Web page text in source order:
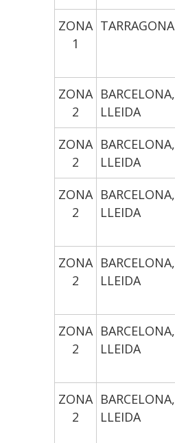
ZONA
1
TARRAGONA
ZONA
2
BARCELONA,
LLEIDA
ZONA
2
BARCELONA,
LLEIDA
ZONA
2
BARCELONA,
LLEIDA
ZONA
2
BARCELONA,
LLEIDA
ZONA
2
BARCELONA,
LLEIDA
ZONA
2
BARCELONA,
LLEIDA